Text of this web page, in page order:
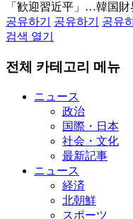
「歓迎習近平」…韓国財
공유하기
공유하기
공유
검색 열기
전체 카테고리 메뉴
ニュース
政治
国際・日本
社会・文化
最新記事
ニュース
経済
北朝鮮
スポーツ